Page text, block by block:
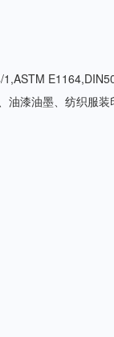
油漆油墨、纺织服